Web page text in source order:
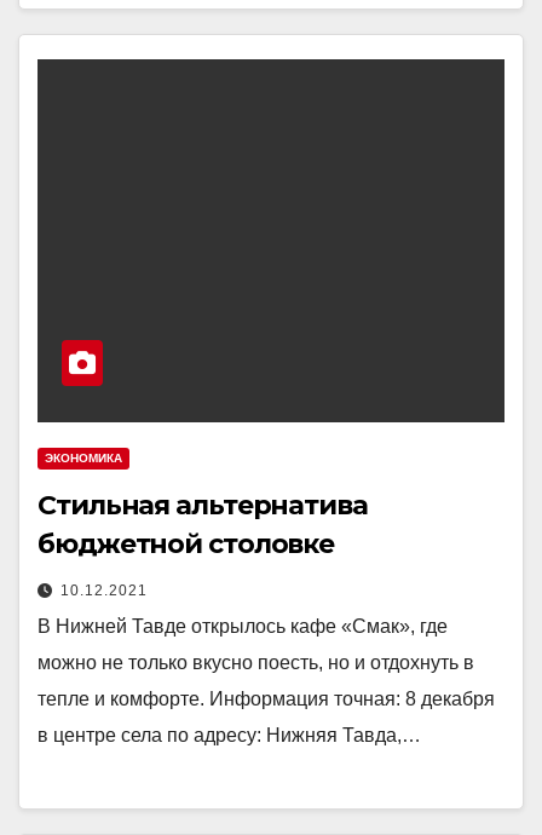
ЭКОНОМИКА
Стильная альтернатива
бюджетной столовке
10.12.2021
В Нижней Тавде открылось кафе «Смак», где
можно не только вкусно поесть, но и отдохнуть в
тепле и комфорте. Информация точная: 8 декабря
в центре села по адресу: Нижняя Тавда,…